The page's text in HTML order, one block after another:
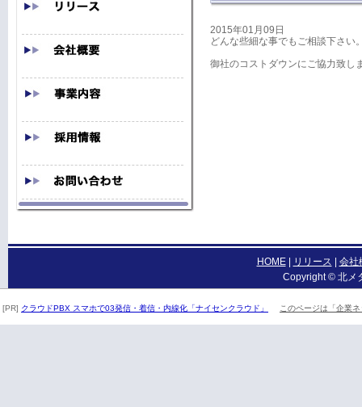
2015年01月09日
どんな些細な事でもご相談下さい
御社のコストダウンにご協力致し
HOME| リリース
会社
Copyright © 北メ
[PR] クラウドPBX スマホで03発信・着信・内線化「ナイセンクラウド」 このページは「企業